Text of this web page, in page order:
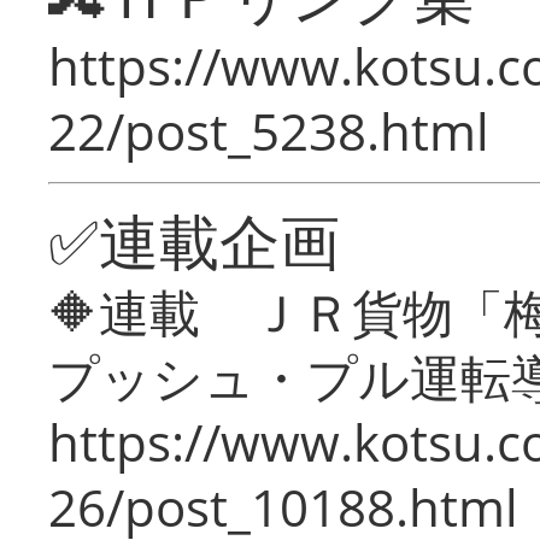
https://
22/post_5238.html
✅連載企画
🔶連載 ＪＲ貨物「
プッシュ・プル運転
https://
26/post_10188.html